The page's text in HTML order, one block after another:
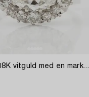
Ring 18K vitguld med en markisslipad diamant samt gammalslipade dimanter.